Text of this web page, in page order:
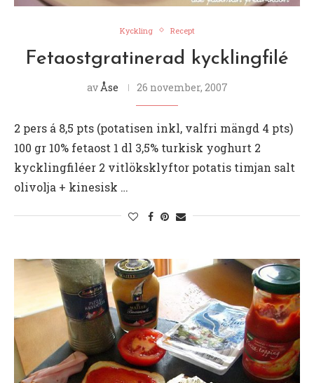
Kyckling Recept
Fetaostgratinerad kycklingfilé
av Åse 26 november, 2007
2 pers á 8,5 pts (potatisen inkl, valfri mängd 4 pts)
100 gr 10% fetaost 1 dl 3,5% turkisk yoghurt 2
kycklingfiléer 2 vitlöksklyftor potatis timjan salt
olivolja + kinesisk …